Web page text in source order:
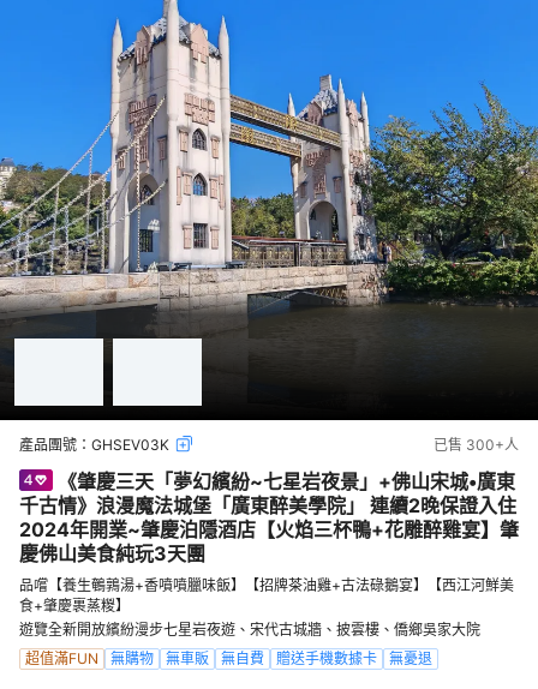
產品團號： GHSEV03K 已售 300+人
《肇慶三天「夢幻繽紛~七星岩夜景」+佛山宋城•廣東
千古情》浪漫魔法城堡「廣東醉美學院」 連續2晚保證入住
2024年開業~肇慶泊隱酒店【火焰三杯鴨+花雕醉雞宴】肇
慶佛山美食純玩3天團
品嚐【養生鵪鶉湯+香噴噴臘味飯】【招牌茶油雞+古法碌鵝宴】【西江河鮮美
食+肇慶裹蒸糉】
遊覽全新開放繽紛漫步七星岩夜遊、宋代古城牆、披雲樓、僑鄉吳家大院
超值滿FUN
無購物 無車販 無自費 贈送手機數據卡 無憂退